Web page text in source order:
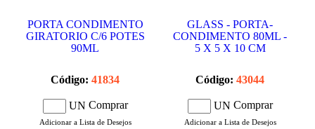
PORTA CONDIMENTO
GIRATORIO C/6 POTES
90ML
Código: 41834
UN Comprar
Adicionar a Lista de Desejos
GLASS - PORTA-
CONDIMENTO 80ML -
5 X 5 X 10 CM
Código: 43044
UN Comprar
Adicionar a Lista de Desejos